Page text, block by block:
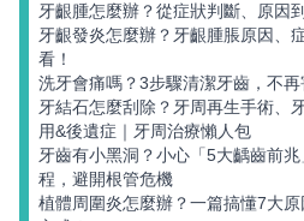
牙齦腫怎麼辦？從症狀判斷、原因
牙齦發炎怎麼辦？牙齦腫脹原因、
看！
洗牙會痛嗎？3步驟清潔牙齒，不再
牙結石怎麼刮除？牙周再生手術、
用&後遺症｜牙周治療懶人包
牙齒有小黑洞？小心「5大齲齒前
程，避開根管危機
植體周圍炎怎麼辦？一篇搞懂7大